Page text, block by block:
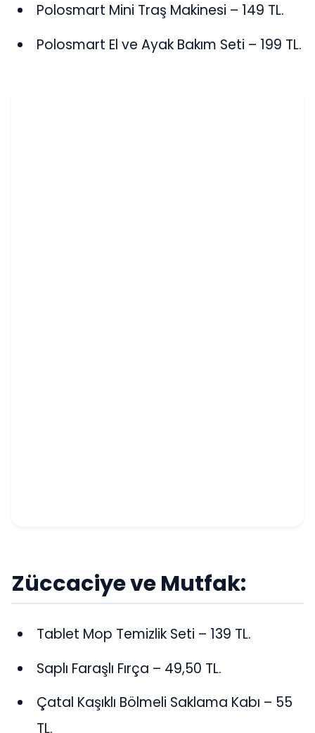
Polosmart Mini Traş Makinesi – 149 TL.
Polosmart El ve Ayak Bakım Seti – 199 TL.
Züccaciye ve Mutfak:
Tablet Mop Temizlik Seti – 139 TL.
Saplı Faraşlı Fırça – 49,50 TL.
Çatal Kaşıklı Bölmeli Saklama Kabı – 55
TL.